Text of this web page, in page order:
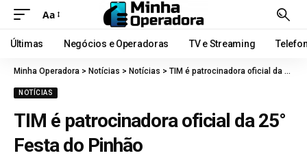
Aa
Últimas Negócios e Operadoras TV e Streaming
Minha Operadora > Notícias > Notícias > TIM é patrocinadora oficial da 25° Festa do Pinhão
NOTÍCIAS
TIM é patrocinadora oficial da 25°
Festa do Pinhão